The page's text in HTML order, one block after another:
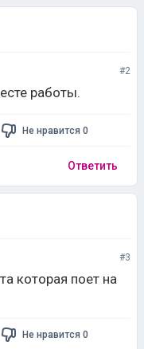
#2
работы.
Не нравится 0
Ответить
#3
которая поет на
Не нравится 0